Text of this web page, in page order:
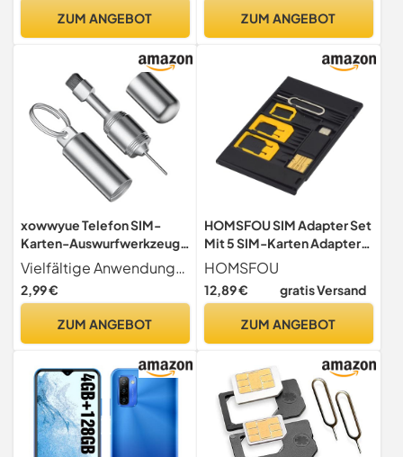
ZUM ANGEBOT
Tablets - von Mobi Lock
ZUM ANGEBOT
xowwyue Telefon SIM-
Karten-Auswurfwerkzeug |
Auswurfstift
Schlüsselanhänger für
Mobiltelefone,Anti-Verlust
Reparatur Und Wartung Von
Ladeanschluss Und -
Vielfältige Anwendungen Das praktische Werkzeug dient sowohl als Auswerfer für Karten als auch zur Reinigung von elektronischen Geräten und reduziert Werkzeugchaos durch seine duale Funktion für den einfachen Einsatz zu Hause oder im Studio
2,99 €
ZUM ANGEBOT
HOMSFOU SIM Adapter Set
Mit 5 SIM-Karten Adaptern
Für Nano Micro Und
Standard Karten Präzise
Passform Für Handy
Kartenhalter Werkzeug Für
HOMSFOU
12,89 € gratis Versand
ZUM ANGEBOT